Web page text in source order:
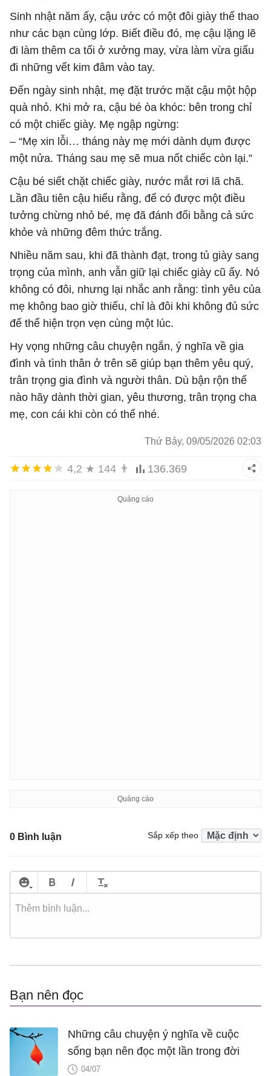
Sinh nhật năm ấy, cậu ước có một đôi giày thể thao
như các bạn cùng lớp. Biết điều đó, mẹ cậu lặng lẽ
đi làm thêm ca tối ở xưởng may, vừa làm vừa giấu
đi những vết kim đâm vào tay.
Đến ngày sinh nhật, mẹ đặt trước mặt cậu một hộp
quà nhỏ. Khi mở ra, cậu bé òa khóc: bên trong chỉ
có một chiếc giày. Mẹ ngập ngừng:
– “Mẹ xin lỗi… tháng này mẹ mới dành dụm được
một nửa. Tháng sau mẹ sẽ mua nốt chiếc còn lại.”
Cậu bé siết chặt chiếc giày, nước mắt rơi lã chã.
Lần đầu tiên cậu hiểu rằng, để có được một điều
tưởng chừng nhỏ bé, mẹ đã đánh đổi bằng cả sức
khỏe và những đêm thức trắng.
Nhiều năm sau, khi đã thành đạt, trong tủ giày sang
trọng của mình, anh vẫn giữ lại chiếc giày cũ ấy. Nó
không có đôi, nhưng lại nhắc anh rằng: tình yêu của
mẹ không bao giờ thiếu, chỉ là đôi khi không đủ sức
để thể hiện trọn vẹn cùng một lúc.
Hy vọng những câu chuyện ngắn, ý nghĩa về gia
đình và tình thân ở trên sẽ giúp bạn thêm yêu quý,
trân trọng gia đình và người thân. Dù bận rộn thế
nào hãy dành thời gian, yêu thương, trân trọng cha
mẹ, con cái khi còn có thể nhé.
Thứ Bảy, 09/05/2026 02:03
4,2 ★ 144 👨 136.369
0 Bình luận Sắp xếp theo
Bạn nên đọc
Những câu chuyện ý nghĩa về cuộc
sống bạn nên đọc một lần trong đời
04/07